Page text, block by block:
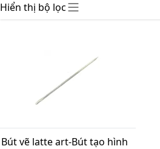
Hiển thị bộ lọc
Bút vẽ latte art-Bút tạo hình